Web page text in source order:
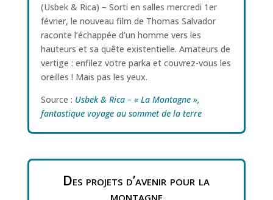
(Usbek & Rica) – Sorti en salles mercredi 1er
février, le nouveau film de Thomas Salvador
raconte l’échappée d’un homme vers les
hauteurs et sa quête existentielle. Amateurs de
vertige : enfilez votre parka et couvrez-vous les
oreilles ! Mais pas les yeux.
Source : Usbek & Rica – « La Montagne »,
fantastique voyage au sommet de la terre
Des projets d’avenir pour la
montagne